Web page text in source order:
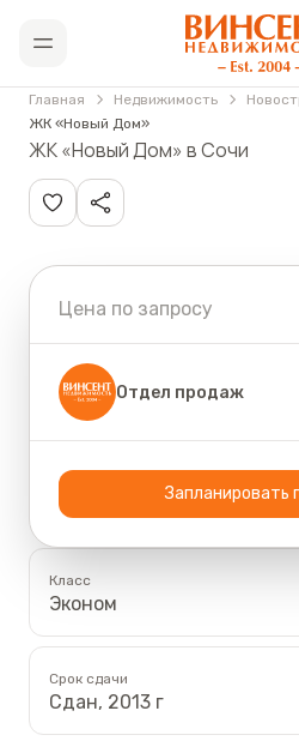
Открыть меню
АН
Главная Недвижимость
ЖК «Новый Дом»
ЖК «Новый Дом» в Сочи
Класс
Эконом
Срок сдачи
Сдан, 2013 г
Цена по запросу
Отдел продаж
Запланировать